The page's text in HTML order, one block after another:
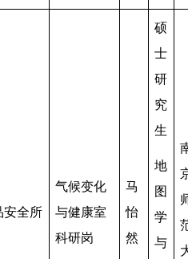
安全所
气候变化
与健康室
科研岗
马
怡
然
硕
士
研
究
生
地
图
学
与